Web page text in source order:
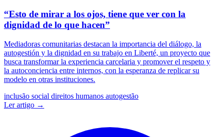
“Esto de mirar a los ojos, tiene que ver con la
dignidad de lo que hacen”
Mediadoras comunitarias destacan la importancia del diálogo, la
autogestión y la dignidad en su trabajo en Liberté, un proyecto que
busca transformar la experiencia carcelaria y promover el respeto y
la autoconciencia entre internos, con la esperanza de replicar su
modelo en otras instituciones.
inclusão social direitos humanos autogestão
Ler artigo →